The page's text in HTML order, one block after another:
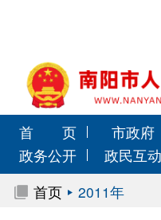
首 页 市政府
政务公开
政民互动
首页
2011年